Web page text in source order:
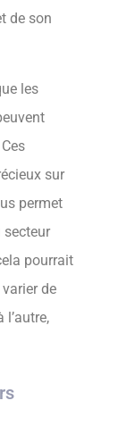
de son
les
sur
permet
secteur
pourrait
de
l’autre,